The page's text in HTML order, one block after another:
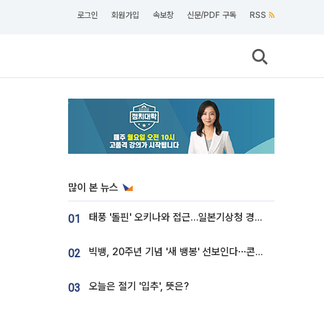
로그인 회원가입 속보창 신문/PDF 구독 RSS
많이 본 뉴스
01 태풍 '돌핀' 오키나와 접근…일본기상청 경로 업데이트
02 빅뱅, 20주년 기념 '새 뱅봉' 선보인다⋯콘서트 앞두고 팝업 개최
03 오늘은 절기 '입추', 뜻은?